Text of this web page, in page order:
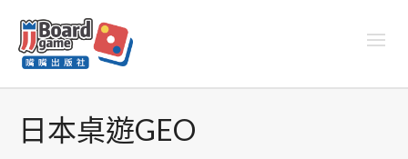
日本桌遊GEO